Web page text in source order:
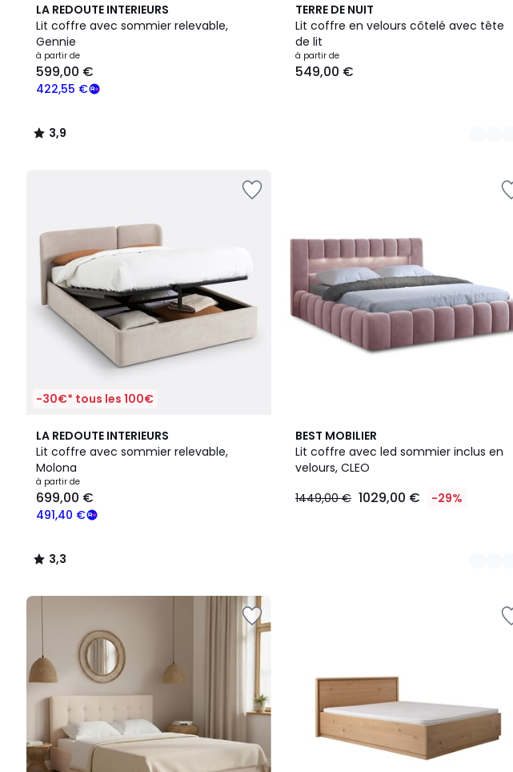
LA REDOUTE INTERIEURS
Lit coffre avec sommier relevable,
Gennie
à partir de
422,55 €
599,00 €
3,9
/ 5
3,9
/
TERRE DE NUIT
Lit coffre en velours côtelé avec tête
de lit
à partir de
549,00 €
2
Couleurs
-30€* tous les 100€
LA REDOUTE INTERIEURS
Lit coffre avec sommier relevable,
Molona
à partir de
491,40 €
699,00 €
3,3
/ 5
3,3
/
BEST MOBILIER
Lit coffre avec led sommier inclus en
velours, CLEO
1449,00 € 1029,00 € -29%
7
Couleurs